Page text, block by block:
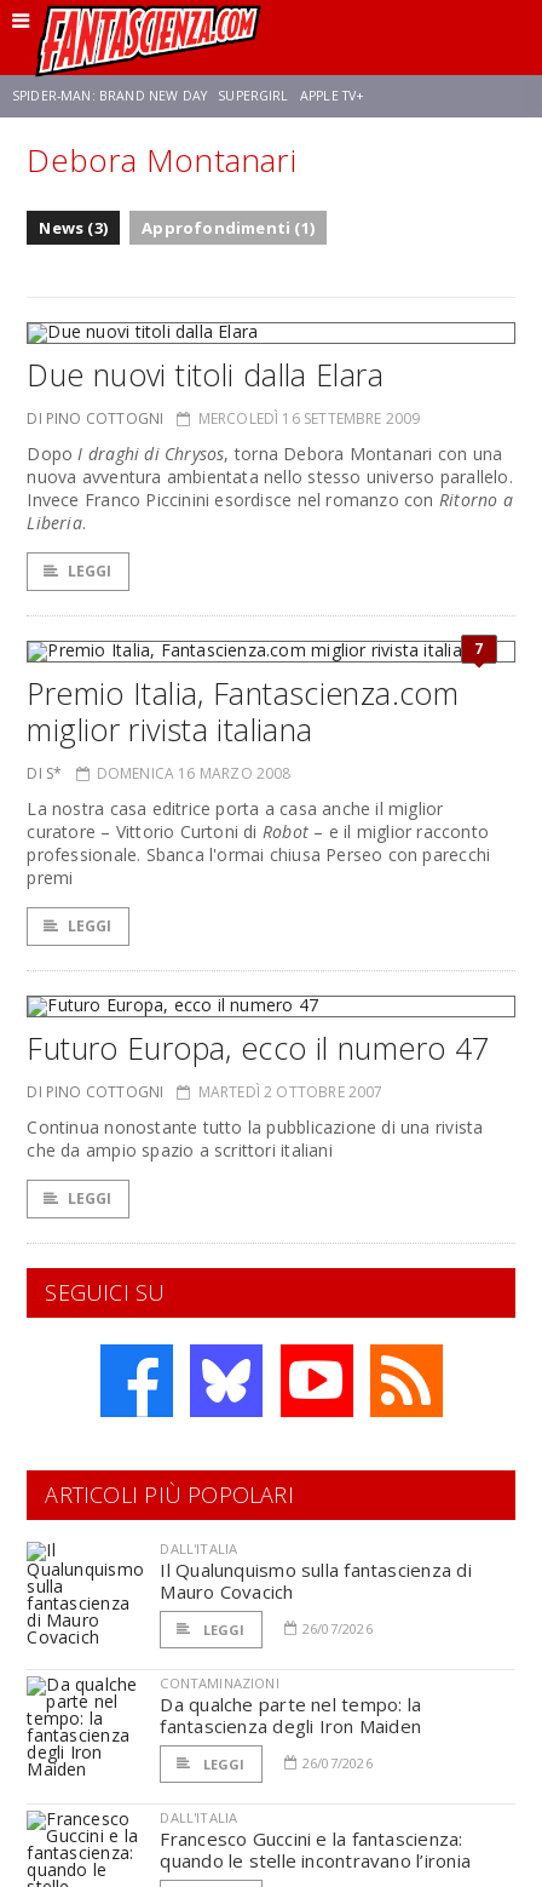
SPIDER-MAN: BRAND NEW DAY SUPERGIRL APPLE TV+
FRANCO RICCIARDIELLO ZENDAYA AVENGERS: DOOMSDAY
Debora Montanari
News (3) Approfondimenti (1)
Due nuovi titoli dalla Elara
DI PINO COTTOGNI MERCOLEDÌ 16 SETTEMBRE 2009
DopoI draghi di Chrysos, torna Debora Montanari con una
nuova avventura ambientata nello stesso universo parallelo.
Invece Franco Piccinini esordisce nel romanzo con Ritorno a
Liberia.
LEGGI
7
Premio Italia, Fantascienza.com
miglior rivista italiana
DI S* DOMENICA 16 MARZO 2008
La nostra casa editrice porta a casa anche il miglior
curatore – Vittorio Curtoni di Robot– e il miglior racconto
professionale. Sbanca l'ormai chiusa Perseo con parecchi
premi
LEGGI
Futuro Europa, ecco il numero 47
DI PINO COTTOGNI MARTEDÌ 2 OTTOBRE 2007
Continua nonostante tutto la pubblicazione di una rivista
che da ampio spazio a scrittori italiani
LEGGI
SEGUICI SU
ARTICOLI PIÙ POPOLARI
DALL'ITALIA
Il Qualunquismo sulla fantascienza di
Mauro Covacich
LEGGI 26/07/2026
CONTAMINAZIONI
Da qualche parte nel tempo: la
fantascienza degli Iron Maiden
LEGGI 26/07/2026
DALL'ITALIA
Francesco Guccini e la fantascienza:
quando le stelle incontravano l’ironia